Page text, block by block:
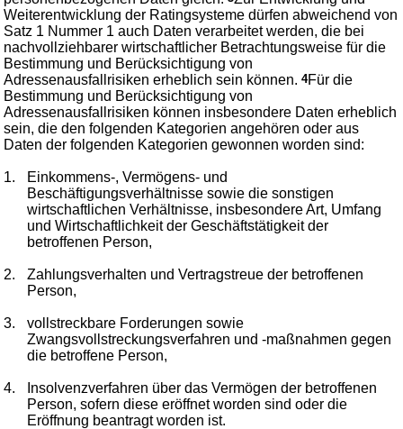
Weiterentwicklung der Ratingsysteme dürfen abweichend von
Satz 1 Nummer 1 auch Daten verarbeitet werden, die bei
nachvollziehbarer wirtschaftlicher Betrachtungsweise für die
Bestimmung und Berücksichtigung von
Adressenausfallrisiken erheblich sein können.4Für die
Bestimmung und Berücksichtigung von
Adressenausfallrisiken können insbesondere Daten erheblich
sein, die den folgenden Kategorien angehören oder aus
Daten der folgenden Kategorien gewonnen worden sind:
1.
Einkommens-, Vermögens- und
Beschäftigungsverhältnisse sowie die sonstigen
wirtschaftlichen Verhältnisse, insbesondere Art, Umfang
und Wirtschaftlichkeit der Geschäftstätigkeit der
betroffenen Person,
2.
Zahlungsverhalten und Vertragstreue der betroffenen
Person,
3.
vollstreckbare Forderungen sowie
Zwangsvollstreckungsverfahren und -maßnahmen gegen
die betroffene Person,
4.
Insolvenzverfahren über das Vermögen der betroffenen
Person, sofern diese eröffnet worden sind oder die
Eröffnung beantragt worden ist.